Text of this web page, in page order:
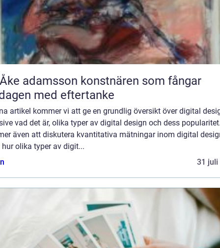
konstnären som fångar
med eftertanke
artikel kommer vi att ge en grundlig översikt över digital
vad det är, olika typer av digital design och dess
även att diskutera kvantitativa mätningar inom digital
olika typer av digit...
31 juli